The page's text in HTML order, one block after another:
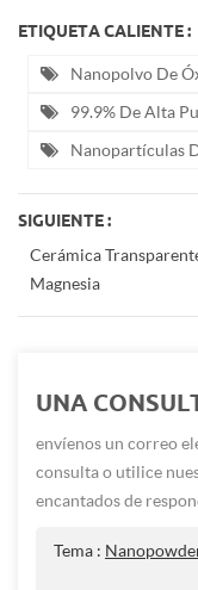
ETIQUETA CALIENTE :
Nanopolvo De
99.9% De Alta
Nanopartículas
SIGUIENTE :
Cerámica
Magnesia
UNA
envíenos un correo
consulta o utilice
encantados de
Tema :